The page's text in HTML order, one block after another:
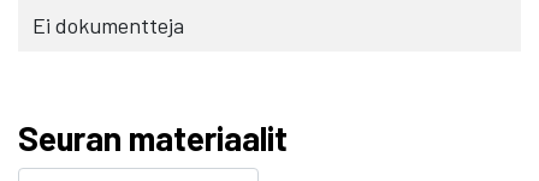
Ei dokumentteja
Seuran materiaalit